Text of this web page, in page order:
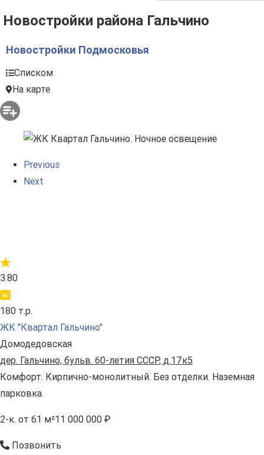
Новостройки района Гальчино
Новостройки Подмосковья
Списком
На карте
Previous
Next
3.80
180 т.р.
ЖК "Квартал Гальчино"
Домодедовская
дер. Гальчино, бульв. 60-летия СССР, д.17к5
Комфорт. Кирпично-монолитный. Без отделки. Наземная
парковка.
2-к. от 61 м²11 000 000 ₽
Позвонить